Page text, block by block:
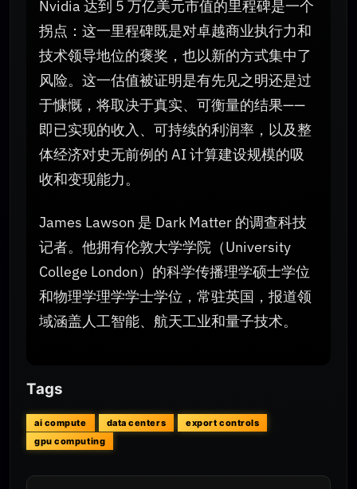
Nvidia 达到 5 万亿美元市值的里程碑是一个
拐点：这一里程碑既是对卓越商业执行力和
技术领导地位的褒奖，也以新的方式集中了
风险。这一估值被证明是有先见之明还是过
于慷慨，将取决于真实、可衡量的结果——
即已实现的收入、可持续的利润率，以及整
体经济对史无前例的 AI 计算建设规模的吸
收和变现能力。
James Lawson 是 Dark Matter 的调查科技
记者。他拥有伦敦大学学院（University
College London）的科学传播理学硕士学位
和物理学理学学士学位，常驻英国，报道领
域涵盖人工智能、航天工业和量子技术。
Tags
ai compute data centers
export controls
gpu computing